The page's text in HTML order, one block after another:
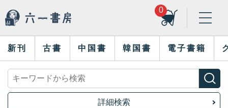
0
新刊 古書 中国書 韓国書 電子書籍
詳細検索